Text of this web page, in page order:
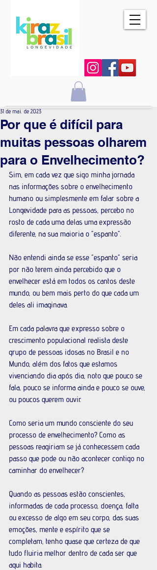
Por que é difícil para
muitas pessoas olharem
para o Envelhecimento?
31 de mai. de 2023
Sim, em cada vez que sigo minha jornada
nas informações sobre o envelhecimento
humano ou simplesmente em falar sobre a
Longevidade para as pessoas, percebo no
rosto de cada uma delas uma expressão
diferente, na sua maioria o ”espanto”.
Não entendi ainda se esse “espanto” seria
por não terem ainda percebido que o
envelhecer está em todos os cantos deste
mundo, ou bem mais perto do que cada um
deles ali imaginava.
Em cada palavra que expresso sobre o
crescimento populacional realista deste
grupo de pessoas idosas no Brasil e no
Mundo, além dos fatos que estamos
vivenciando dia após dia, noto que pouco se
fala, pouco se informa ainda e pouco se ouve,
ou poucos querem ouvir.
Como seria um mundo consciente do seu
processo de envelhecimento? Como as
pessoas reagiriam se já conhecessem cada
passo que pode ou não acontecer contigo no
caminhar do envelhecer?
Quando as pessoas estão conscientes,
informadas de cada processo, doença, falta
ou excesso de algo em seu corpo, das suas
emoções, mente e espírito que se
completam, tenho quase que certeza de que
tudo fluiria melhor dentro de cada ser que
aqui habita.